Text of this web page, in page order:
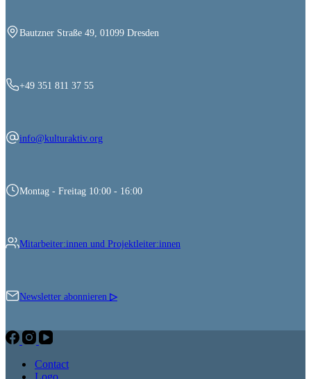
Bautzner Straße 49, 01099 Dresden
+49 351 811 37 55
info@kulturaktiv.org
Montag - Freitag 10:00 - 16:00
Mitarbeiter:innen und Projektleiter:innen
Newsletter abonnieren ▷
Contact
Logo